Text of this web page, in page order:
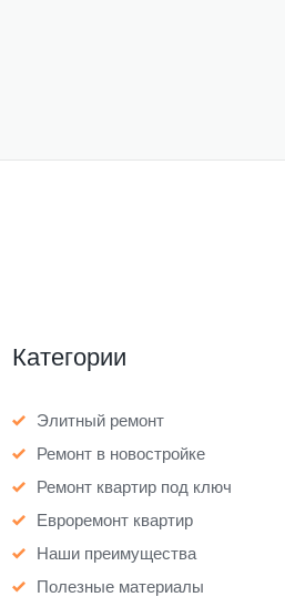
Категории
Элитный ремонт
Ремонт в новостройке
Ремонт квартир под ключ
Евроремонт квартир
Наши преимущества
Полезные материалы